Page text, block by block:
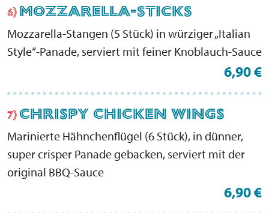
6) MOZZARELLA-STICKS
Mozzarella-Stangen (5 Stück) in würziger „Italian
Style“-Panade, serviert mit feiner Knoblauch-Sauce
6,90 €
7)CHRISPY CHICKEN WINGS
Marinierte Hähnchenflügel (6 Stück), in dünner,
super crisper Panade gebacken, serviert mit der
original BBQ-Sauce
6,90 €